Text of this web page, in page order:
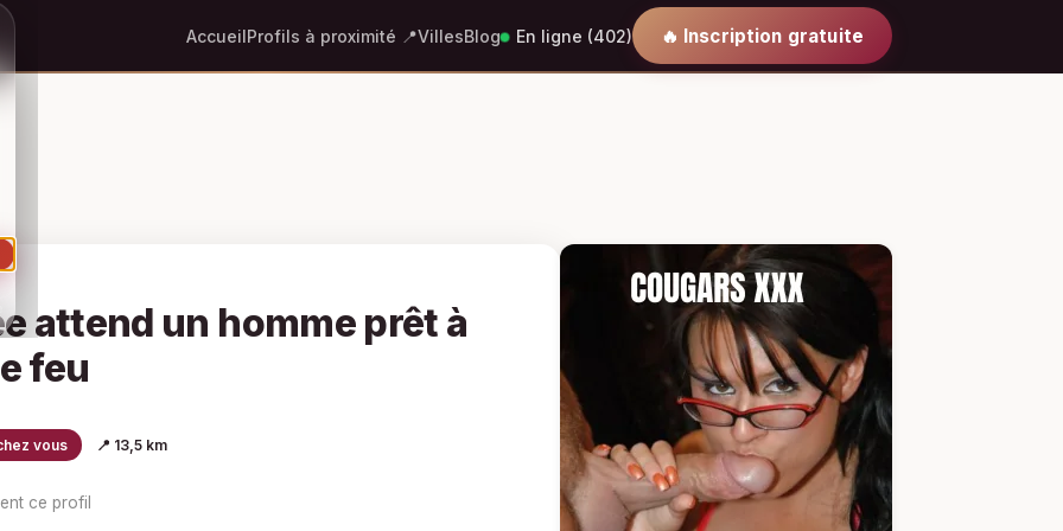
AccueilProfils à proximité 📍VillesBlog En ligne (402) 🔥 Inscription gratuite
attend un homme prêt à
feu
vous 📍 13,5 km
ce profil